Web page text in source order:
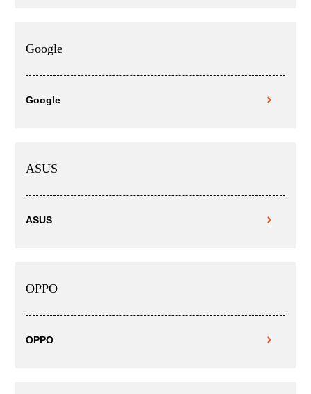
Google
Google
ASUS
ASUS
OPPO
OPPO